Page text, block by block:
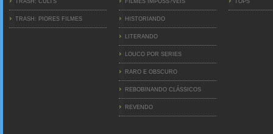
TRASH: CULTS
TRASH: PIORES FILMES
FILMES IMPOSS?VEIS
HISTORIANDO
LITERANDO
LOUCO POR SERIES
RARO E OBSCURO
REBOBINANDO CLÁSSICOS
REVENDO
TOPS